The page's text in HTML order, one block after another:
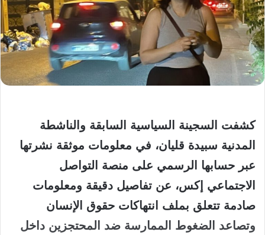
كشفت السجينة السياسية السابقة والناشطة
المدنية سبيدة قليان، في معلومات موثقة نشرتها
عبر حسابها الرسمي على منصة التواصل
الاجتماعي إكس، عن تفاصيل دقيقة ومعلومات
صادمة تتعلق بملف انتهاكات حقوق الإنسان
وتصاعد الضغوط الممارسة ضد المحتجزين داخل